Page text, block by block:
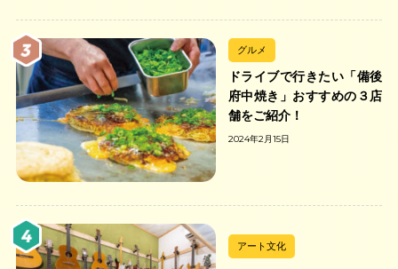
グルメ
ドライブで行きたい「備後
府中焼き」おすすめの３店
舗をご紹介！
2024年2月15日
アート文化